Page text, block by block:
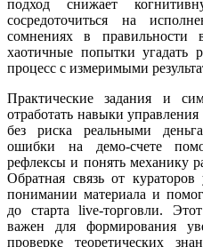
подход снижает
сосредоточиться на
сомнениях в правильности
хаотичные попытки угадать
процесс с измеримыми
Практические задания и
отработать навыки
без риска реальными
ошибки на демо-счете
рефлексы и понять механику
Обратная связь от
понимании материала и
до старта live-торговли.
важен для формирования
проверке теоретических